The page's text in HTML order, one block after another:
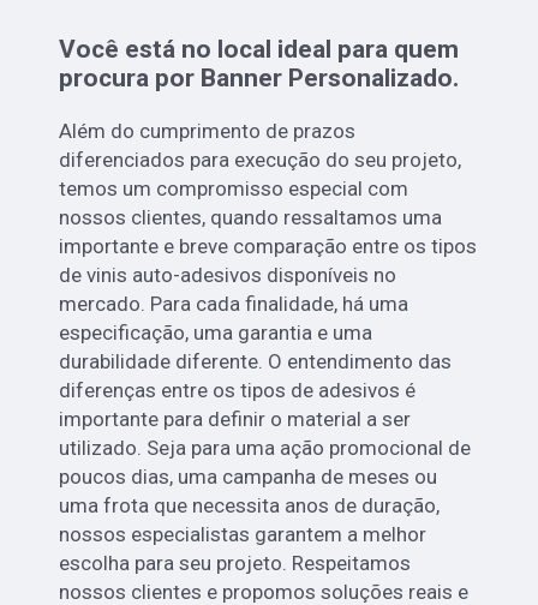
Você está no local ideal para quem
procura por Banner Personalizado.
Além do cumprimento de prazos
diferenciados para execução do seu projeto,
temos um compromisso especial com
nossos clientes, quando ressaltamos uma
importante e breve comparação entre os tipos
de vinis auto-adesivos disponíveis no
mercado. Para cada finalidade, há uma
especificação, uma garantia e uma
durabilidade diferente. O entendimento das
diferenças entre os tipos de adesivos é
importante para definir o material a ser
utilizado. Seja para uma ação promocional de
poucos dias, uma campanha de meses ou
uma frota que necessita anos de duração,
nossos especialistas garantem a melhor
escolha para seu projeto. Respeitamos
nossos clientes e propomos soluções reais e